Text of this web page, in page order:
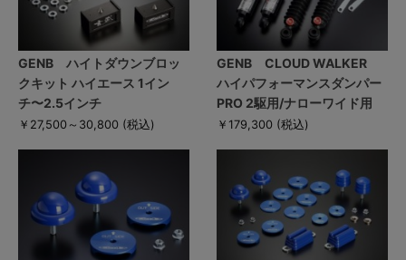
GENB ハイトダウンブロッ
クキット ハイエース 1イン
チ〜2.5インチ
￥27,500～30,800 (税込)
GENB CLOUD WALKER
ハイパフォーマンスダンパー
PRO 2駆用/ナローワイド用
￥179,300 (税込)